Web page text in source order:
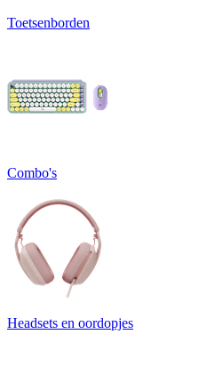
Toetsenborden
Combo's
Headsets en oordopjes